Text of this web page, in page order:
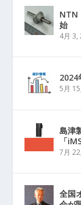
NTN
始
4月 3,
2024
5月
島津
「
7月
全国